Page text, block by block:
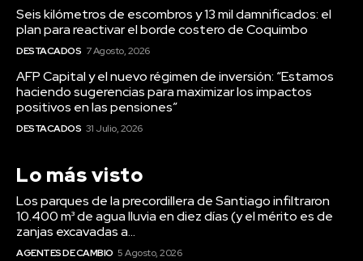
Seis kilómetros de escombros y 13 mil damnificados: el
plan para reactivar el borde costero de Coquimbo
DESTACADOS 7 Agosto, 2026
AFP Capital y el nuevo régimen de inversión: “Estamos
haciendo sugerencias para maximizar los impactos
positivos en las pensiones”
DESTACADOS 31 Julio, 2026
Lo más visto
Los parques de la precordillera de Santiago infiltraron
10.400 m³ de agua lluvia en diez días (y el mérito es de
zanjas excavadas a...
AGENTES DE CAMBIO 5 Agosto, 2026